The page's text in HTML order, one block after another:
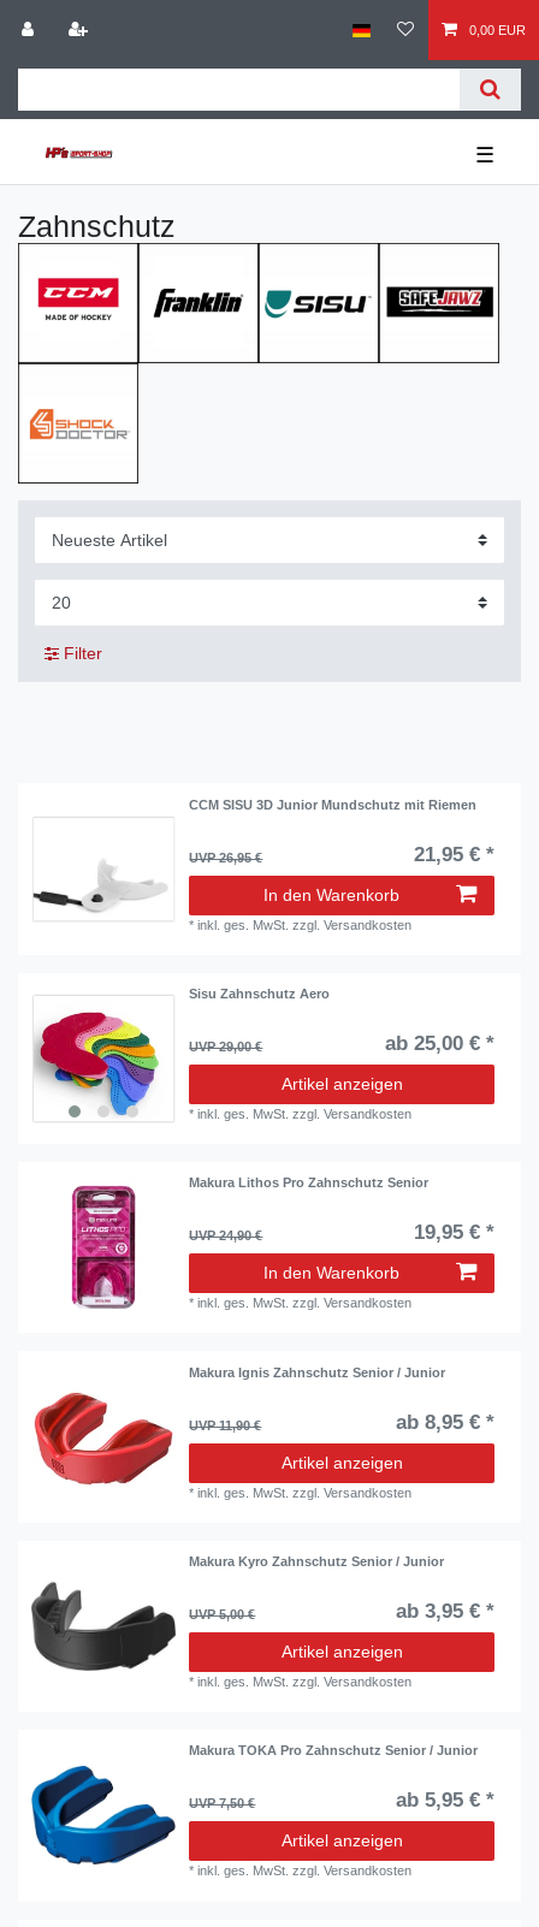
0,00 EUR
☰
Zahnschutz
Filter
CCM SISU 3D Junior Mundschutz mit Riemen
UVP 26,95 € 21,95 € *
In den Warenkorb
*inkl. ges. MwSt. zzgl.Versandkosten
Sisu Zahnschutz Aero
UVP 29,00 € ab 25,00 € *
Artikel anzeigen
*inkl. ges. MwSt. zzgl.Versandkosten
Makura Lithos Pro Zahnschutz Senior
UVP 24,90 € 19,95 € *
In den Warenkorb
*inkl. ges. MwSt. zzgl.Versandkosten
Makura Ignis Zahnschutz Senior / Junior
UVP 11,90 € ab 8,95 € *
Artikel anzeigen
*inkl. ges. MwSt. zzgl.Versandkosten
Makura Kyro Zahnschutz Senior / Junior
UVP 5,00 € ab 3,95 € *
Artikel anzeigen
*inkl. ges. MwSt. zzgl.Versandkosten
Makura TOKA Pro Zahnschutz Senior / Junior
UVP 7,50 € ab 5,95 € *
Artikel anzeigen
*inkl. ges. MwSt. zzgl.Versandkosten